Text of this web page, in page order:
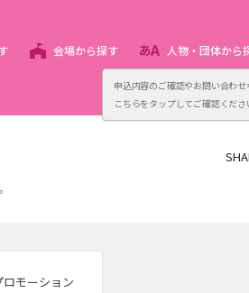
申込内容のご確認やお問い合わせ
こちらをタップしてご確認くださ
会場から探す 人物・団体から
主
モーション